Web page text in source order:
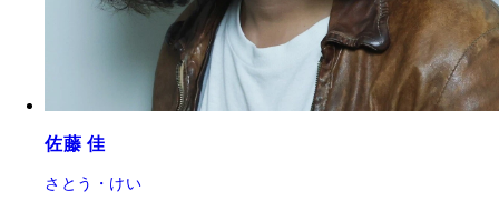
佐藤 佳
さとう・けい